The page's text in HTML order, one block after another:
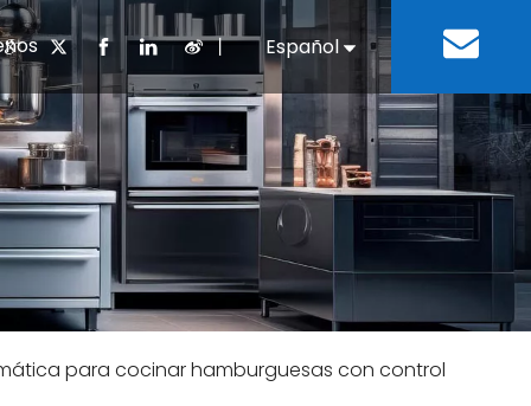
chino Equipos de refrigeración
Equipo para lavar platos
Negocios e Industria Residencias de
Descargar
del desarrollo
丨 Español
English
para cocinar hamburguesas con control